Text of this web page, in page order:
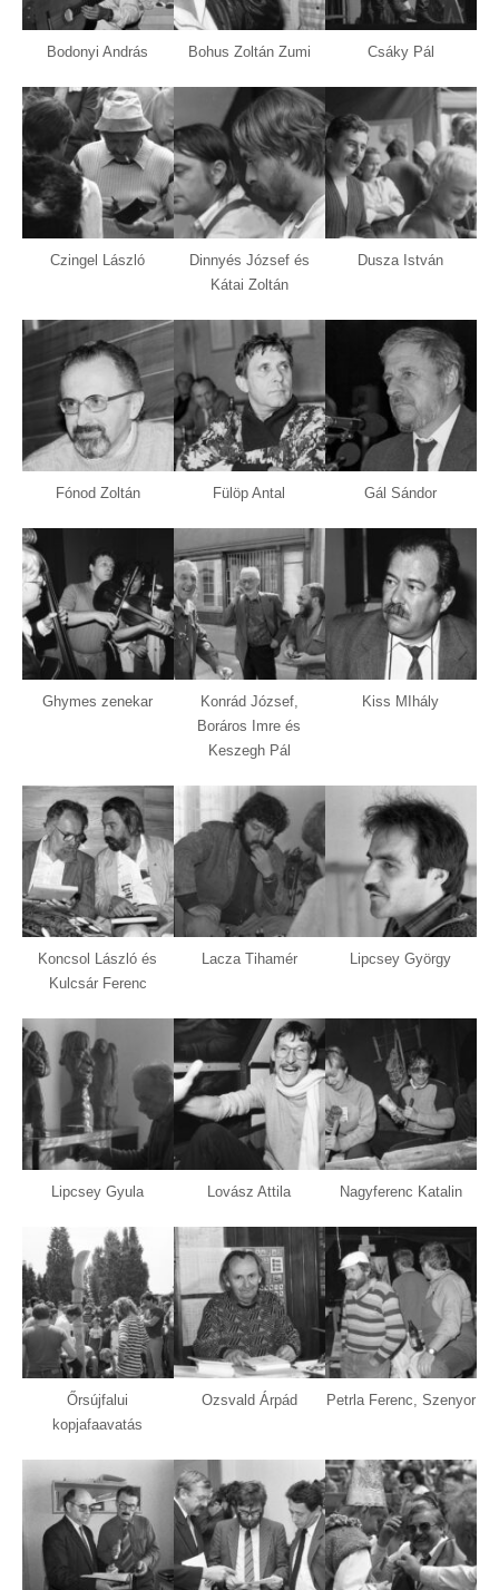
Bodonyi András Bohus Zoltán Zumi Csáky Pál
Czingel László
Dinnyés József és
Kátai Zoltán
Dusza István
Fónod Zoltán Fülöp Antal Gál Sándor
Ghymes zenekar
Konrád József,
Boráros Imre és
Keszegh Pál
Kiss MIhály
Koncsol László és
Kulcsár Ferenc
Lacza Tihamér Lipcsey György
Lipcsey Gyula Lovász Attila Nagyferenc Katalin
Őrsújfalui
kopjafaavatás
Ozsvald Árpád Petrla Ferenc, Szenyor